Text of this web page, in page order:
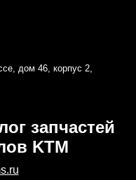
дом 46, корпус 2,
запчастей
KTM